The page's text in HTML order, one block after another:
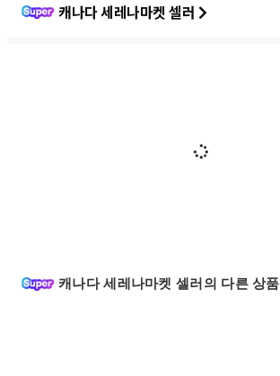
캐나다 세레나마켓 셀러
캐나다 세레나마켓 셀러의 다른 상품